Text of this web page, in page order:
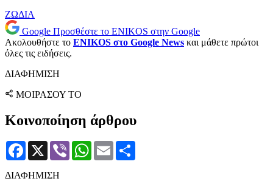
ΖΩΔΙΑ
Google Προσθέστε το ENIKOS στην Google
Ακολουθήστε το ENIKOS στο Google News και μάθετε πρώτοι
όλες τις ειδήσεις.
ΔΙΑΦΗΜΙΣΗ
ΜΟΙΡΑΣΟΥ ΤΟ
Κοινοποίηση άρθρου
Facebook
X Viber WhatsApp
Email
ΔΙΑΦΗΜΙΣΗ